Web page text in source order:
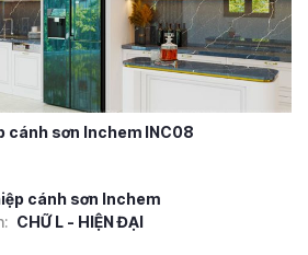
cánh sơn Inchem INC08
cánh sơn Inchem
CHỮ L - HIỆN ĐẠI